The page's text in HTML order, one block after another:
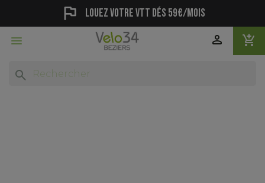
flag Louez votre vtt dés 59€/mois
 add_shopping_cart
person
search